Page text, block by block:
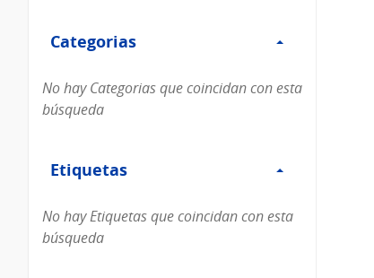
Categorias
Categorias
No hay Categorias que coincidan con esta
búsqueda
Etiquetas
Etiquetas
No hay Etiquetas que coincidan con esta
búsqueda